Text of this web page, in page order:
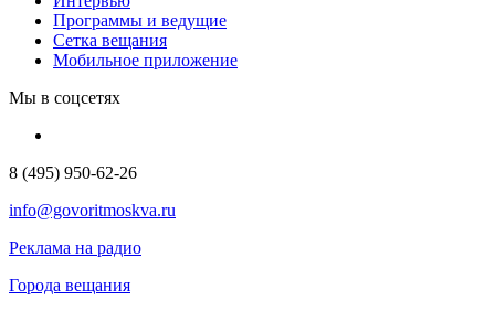
Программы и ведущие
Сетка вещания
Мобильное приложение
Мы в соцсетях
8 (495) 950-62-26
info@govoritmoskva.ru
Реклама на радио
Города вещания